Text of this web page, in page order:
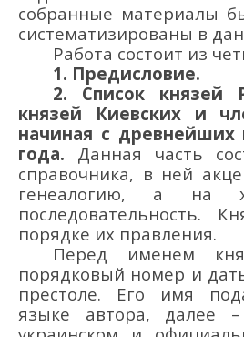
собранные материалы
систематизированы в
Работа состоит из
1. Предисловие.
2. Список князей
князей Киевских и
начиная с древнейших
года. Данная часть
справочника, в ней
генеалогию, а на
последовательность.
порядке их правления.
Перед именем
порядковый номер и
престоле. Его имя
языке автора, далее –